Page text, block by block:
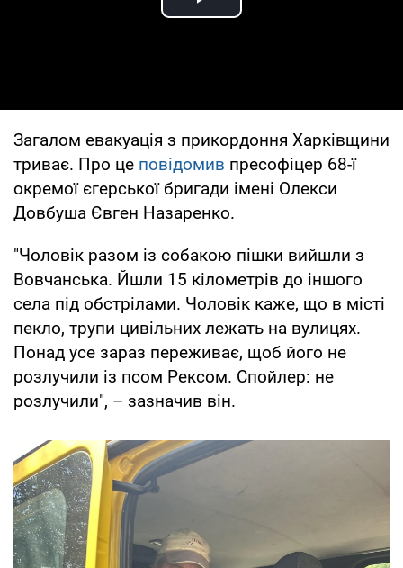
Play Video
Загалом евакуація з прикордоння Харківщини
триває. Про це повідомив пресофіцер 68-ї
окремої єгерської бригади імені Олекси
Довбуша Євген Назаренко.
"Чоловік разом із собакою пішки вийшли з
Вовчанська. Йшли 15 кілометрів до іншого
села під обстрілами. Чоловік каже, що в місті
пекло, трупи цивільних лежать на вулицях.
Понад усе зараз переживає, щоб його не
розлучили із псом Рексом. Спойлер: не
розлучили", – зазначив він.